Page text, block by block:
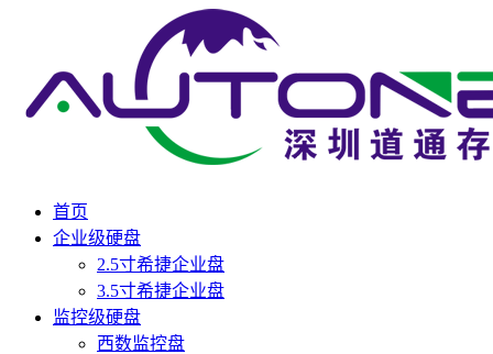
首页
企业级硬盘
2.5寸希捷企业盘
3.5寸希捷企业盘
监控级硬盘
西数监控盘